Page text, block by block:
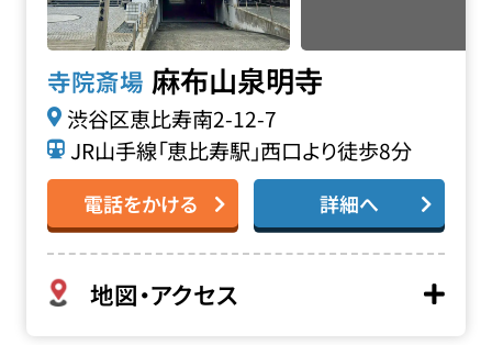
寺院斎場 麻布山泉明寺
渋谷区恵比寿南2-12-7
JR山手線「恵比寿駅」西口より徒歩8分
電話をかける 詳細へ
地図・アクセス